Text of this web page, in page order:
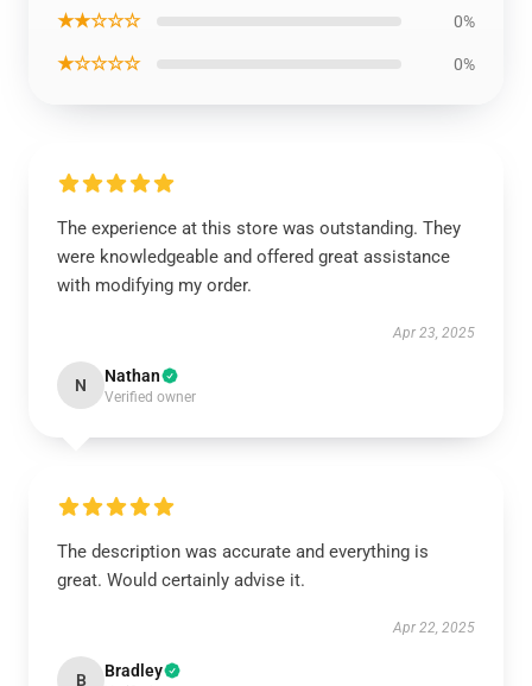
★★☆☆☆ 0%
★☆☆☆☆ 0%
The experience at this store was outstanding. They
were knowledgeable and offered great assistance
with modifying my order.
Apr 23, 2025
N Nathan
Verified owner
The description was accurate and everything is
great. Would certainly advise it.
Apr 22, 2025
B Bradley